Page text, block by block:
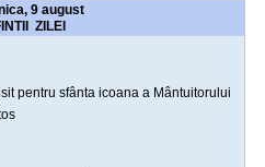
9 august
ZILEI
pentru sfânta icoana a Mântuitorului